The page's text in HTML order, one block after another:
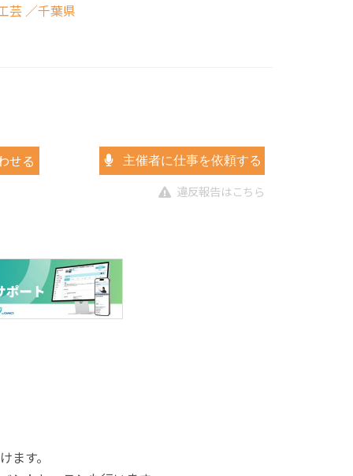
芸 ／千葉県
せる 主催者に仕事を依頼する
違反報告はこちら
ます。